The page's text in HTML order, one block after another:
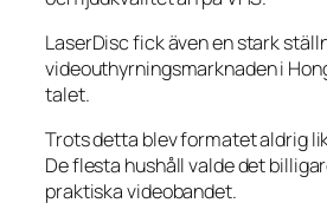
LaserDisc fick även en stark
videouthyrningsmarknaden i
talet.
Trots detta blev formatet aldrig
De flesta hushåll valde det
praktiska videobandet.